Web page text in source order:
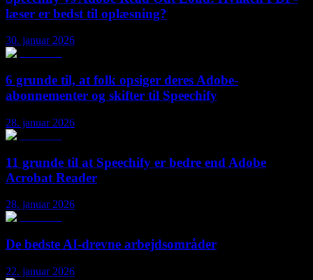
læser er bedst til oplæsning?
30. januar 2026
6 grunde til, at folk opsiger deres Adobe-
abonnementer og skifter til Speechify
28. januar 2026
11 grunde til at Speechify er bedre end Adobe
Acrobat Reader
28. januar 2026
De bedste AI-drevne arbejdsområder
22. januar 2026